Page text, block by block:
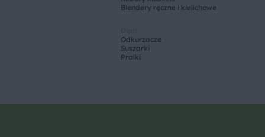
Blendery ręczne i kielichowe
Odkurzacze
Suszarki
Pralki